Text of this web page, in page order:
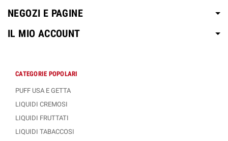
NEGOZI E PAGINE
IL MIO ACCOUNT
CATEGORIE POPOLARI
PUFF USA E GETTA
LIQUIDI CREMOSI
LIQUIDI FRUTTATI
LIQUIDI TABACCOSI